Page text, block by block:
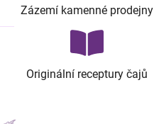
Zázemí kamenné prodejny
Originální receptury čajů